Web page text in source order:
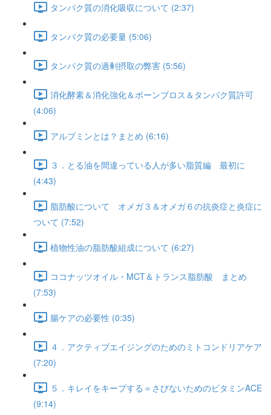
タンパク質の消化吸収について (2:37)
タンパク質の必要量 (5:06)
タンパク質の過剰摂取の弊害 (5:56)
消化酵素＆消化強化＆ボーンブロス＆タンパク質許可
(4:06)
アルブミンとは？まとめ (6:16)
３．とる油を間違っている人が多い脂質編 最初に
(4:43)
脂肪酸について オメガ３＆オメガ６の抗炎症と炎症に
ついて (7:52)
植物性油の脂肪酸組成について (6:27)
ココナッツオイル・MCT＆トランス脂肪酸 まとめ
(7:53)
腸ケアの必要性 (0:35)
４．アクティブエイジングのためのミトコンドリアケア
(7:20)
５．キレイをキープする＝さびないためのビタミンACE
(9:14)